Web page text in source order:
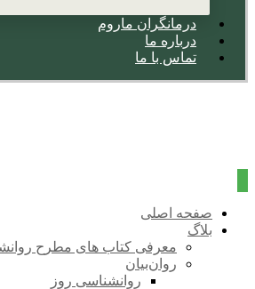
درمانگران ماروم
درباره ما
تماس با ما
صفحه اصلی
بلاگ
معرفی کتاب های مطرح
روان‌بیان
روانشناسی روز